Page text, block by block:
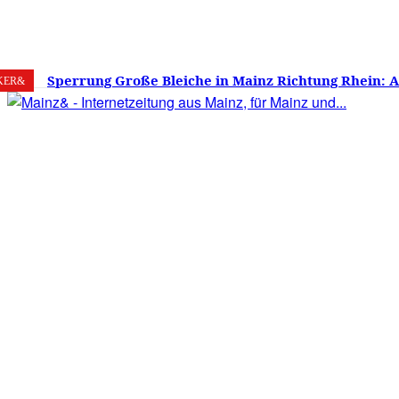
7. August 2026 17.9 Mainz
Sperrung Große Bleiche in Mainz Richtung Rhein:
verwirrt, Mainzer stinksauer – Haben die Mainzer